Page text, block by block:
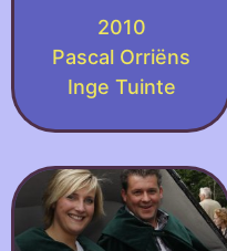
2010
Pascal Orriëns
Inge Tuinte